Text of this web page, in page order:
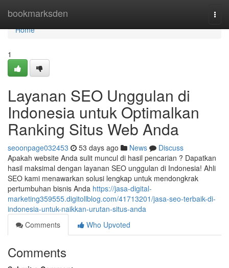
bookmarksden
Home
Home
1
Layanan SEO Unggulan di
Indonesia untuk Optimalkan
Ranking Situs Web Anda
seoonpage032453 53 days ago News
Discuss
Apakah website Anda sulit muncul di hasil pencarian ? Dapatkan
hasil maksimal dengan layanan SEO unggulan di Indonesia! Ahli
SEO kami menawarkan solusi lengkap untuk mendongkrak
pertumbuhan bisnis Anda https://jasa-digital-
marketing359555.digitollblog.com/41713201/jasa-seo-terbaik-di-
indonesia-untuk-naikkan-urutan-situs-anda
Comments
Who Upvoted
Comments